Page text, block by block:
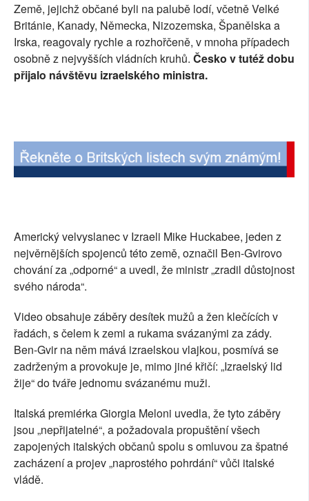
Země, jejichž občané byli na palubě lodí, včetně Velké
Británie, Kanady, Německa, Nizozemska, Španělska a
Irska, reagovaly rychle a rozhořčeně, v mnoha případech
osobně z nejvyšších vládních kruhů. Česko v tutéž dobu
přijalo návštěvu izraelského ministra.
Americký velvyslanec v Izraeli Mike Huckabee, jeden z
nejvěrnějších spojenců této země, označil Ben-Gvirovo
chování za „odporné“ a uvedl, že ministr „zradil důstojnost
svého národa“.
Video obsahuje záběry desítek mužů a žen klečících v
řadách, s čelem k zemi a rukama svázanými za zády.
Ben-Gvir na něm mává izraelskou vlajkou, posmívá se
zadrženým a provokuje je, mimo jiné křičí: „Izraelský lid
žije“ do tváře jednomu svázanému muži.
Italská premiérka Giorgia Meloni uvedla, že tyto záběry
jsou „nepřijatelné“, a požadovala propuštění všech
zapojených italských občanů spolu s omluvou za špatné
zacházení a projev „naprostého pohrdání“ vůči italské
vládě.